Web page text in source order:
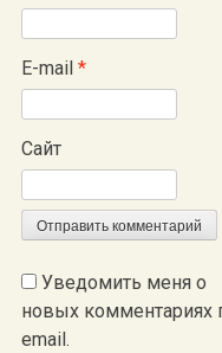
E-mail *
Сайт
Уведомить меня о
новых комментариях
email.